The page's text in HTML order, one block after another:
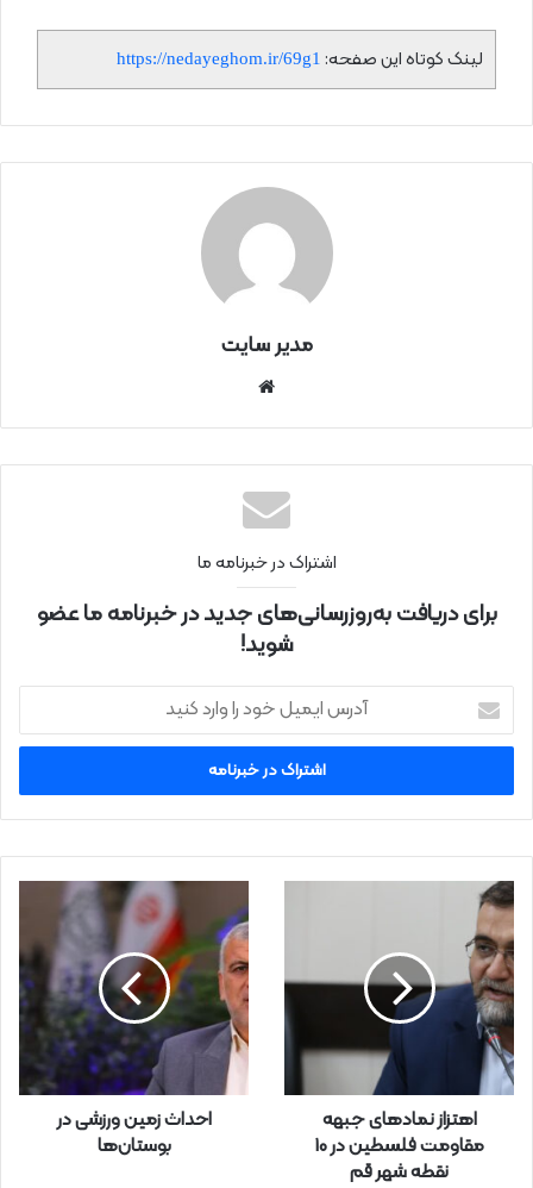
لینک کوتاه این صفحه: https://nedayeghom.ir/69g1
مدیر سایت
نتی
اشتراک در خبرنامه ما
برای دریافت به‌روزرسانی‌های جدید در خبرنامه ما عضو
شوید!
ر
ا
ی
ل
خ
و
د
ر
ا
و
ا
ر
اهتزاز نمادهای جبهه
مقاومت فلسطین در 10
نقطه شهر قم
احداث زمین ورزشی در
بوستان‌ها